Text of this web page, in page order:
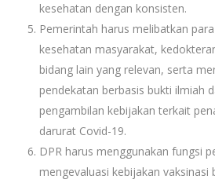
kesehatan dengan konsisten.
Pemerintah harus melibatkan
kesehatan masyarakat,
bidang lain yang relevan, serta
pendekatan berbasis bukti ilmiah
pengambilan kebijakan terkait
darurat Covid-19.
DPR harus menggunakan fungsi
mengevaluasi kebijakan vaksinasi